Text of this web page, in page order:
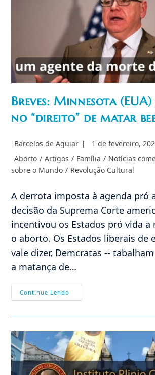
Breves: Minnesota
no “direito” de matar
Autor
post:
Barcelos de Aguiar
Post
1 de fevereiro,
Categoria
do
Aborto / Artigos / Família / Notícias
sobre o Mundo / Revolução Cultural
A derrota imposta à agenda pró
decisão da Suprema Corte
incentivou os Estados pró vida a
o aborto. Os Estados liberais de
vale dizer, Demcratas --
a matança de…
Continue Lendo
Minnesota
De
Matar
Bebês